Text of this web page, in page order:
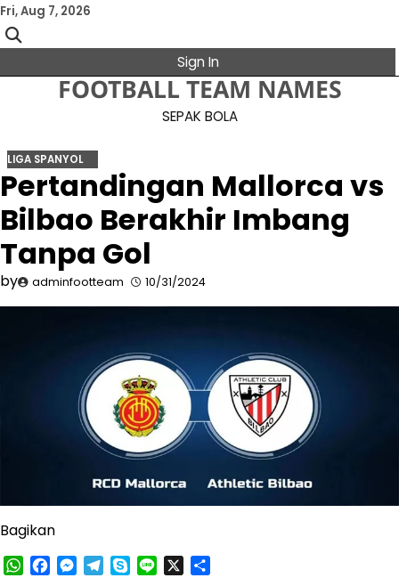
Skip
to
content
Fri, Aug 7, 2026
Sign In
FOOTBALL TEAM NAMES
SEPAK BOLA
LIGA SPANYOL
Pertandingan Mallorca vs
Bilbao Berakhir Imbang
Tanpa Gol
by adminfootteam 10/31/2024
Bagikan
WhatsApp
Facebook
Messenger
Telegram
SkypeLine